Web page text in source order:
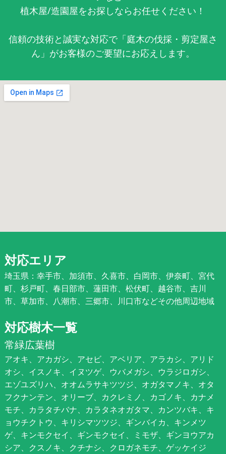
植木屋/造園屋をお探しならお任せください！
信頼の技術と誠実な対応で「庭木の伐採・剪定屋さ
ん」がお客様のご要望にお応えします。
対応エリア
埼玉県：幸手市、加須市、久喜市、白岡市、伊奈町、宮代
町、杉戸町、春日部市、蓮田市、松伏町、越谷市、吉川
市、草加市、八潮市、三郷市、川口市などその他周辺地域
対応樹木一覧
常緑広葉樹
アオキ、アカガシ、アセビ、アベリア、アラカシ、アリド
オシ、イスノキ、イヌツゲ、ウバメガシ、ウラジロガシ、
エゾユズリハ、オオムラサキツツジ、オガタマノキ、オタ
フクナンテン、オリーブ、カクレミノ、カゴノキ、カナメ
モチ、カラタチバナ、カラタネオガタマ、カンツバキ、キ
ョウチクトウ、キリシマツツジ、ギンバイカ、キンメツ
ゲ、キンモクセイ、ギンモクセイ、ミモザ、ギンヨウアカ
シア、クスノキ、クチナシ、クロガネモチ、ゲッケイジ